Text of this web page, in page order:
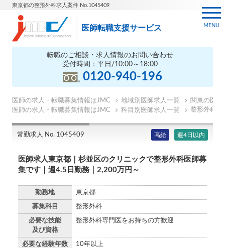
東京都の整形外科求人案件 No.1045409
医師転職支援サービス
転職のご相談・求人情報のお問い合わせ
受付時間：平日/10:00～18:00
0120-940-196
MENU
医師の求人・転職募集情報はJMC 地域別医師求人一覧
関東の医師
医師の求人・転職募集情報はJMC
科目別医師求人一覧 整形外科の
常勤求人 No. 1045409 高給 週4日以内
医師求人東京都｜杉並区のクリニックで整形外科医師募
集です｜週4.5日勤務｜2,200万円～
勤務地 東京都
募集科目 整形外科
必要な技能
及び資格
整形外科専門医をお持ちの方歓迎
必要な経験年数 10年以上